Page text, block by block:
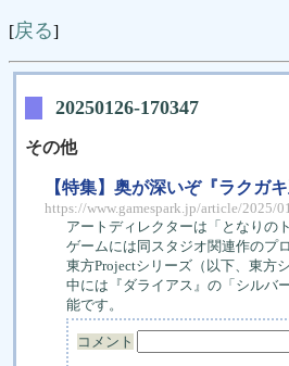
[戻る]
20250126-170347
その他
【特集】奥が深いぞ『ラクガ
https://www.gamespark.jp/article/2025/
アートディレクターは「となりの
ゲームには同スタジオ関連作のプ
東方Projectシリーズ（以下、東方
中には『ダライアス』の「シルバ
能です。
コメント